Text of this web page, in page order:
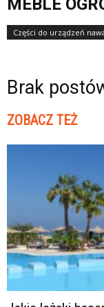
MEBLE
Części do urządzeń
Brak
ZOBACZ TEŻ